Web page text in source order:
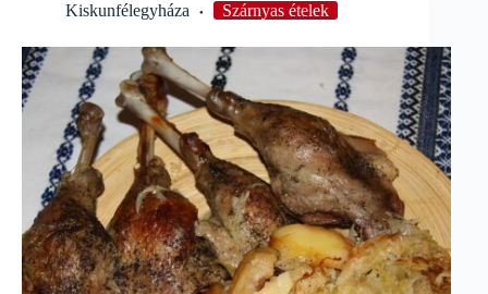
Kiskunfélegyháza Szárnyas ételek